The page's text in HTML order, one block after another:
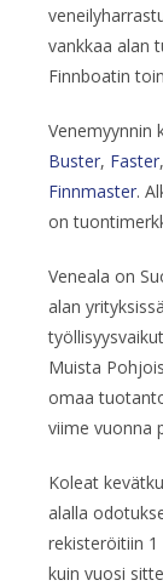
vankkaa alan
Finnboatin
Venemyynnin
Buster, Faster,
Finnmaster.
on
Veneala on
alan
Muista
omaa
viime vuonna
Koleat
alalla
rekisteröitiin 1
kuin vuosi